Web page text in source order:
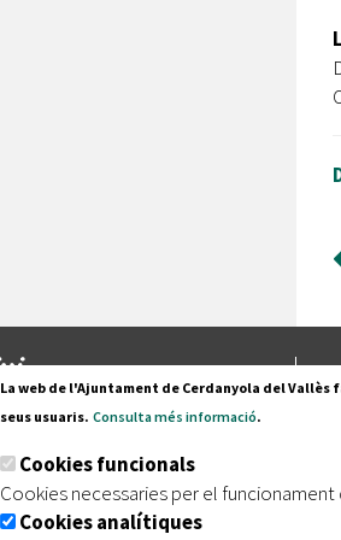
Pl.
| Avís legal | Protecció de dades
La web de l'Ajuntament de Cerdanyola del
seus usuaris. Consulta més informació.
Cookies funcionals
Cookies necessaries per el
Cookies analítiques